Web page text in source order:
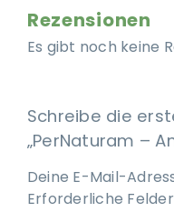
Rezensionen
Es gibt noch keine
Schreibe die
„PerNaturam –
Deine E-Mail-
Erforderliche